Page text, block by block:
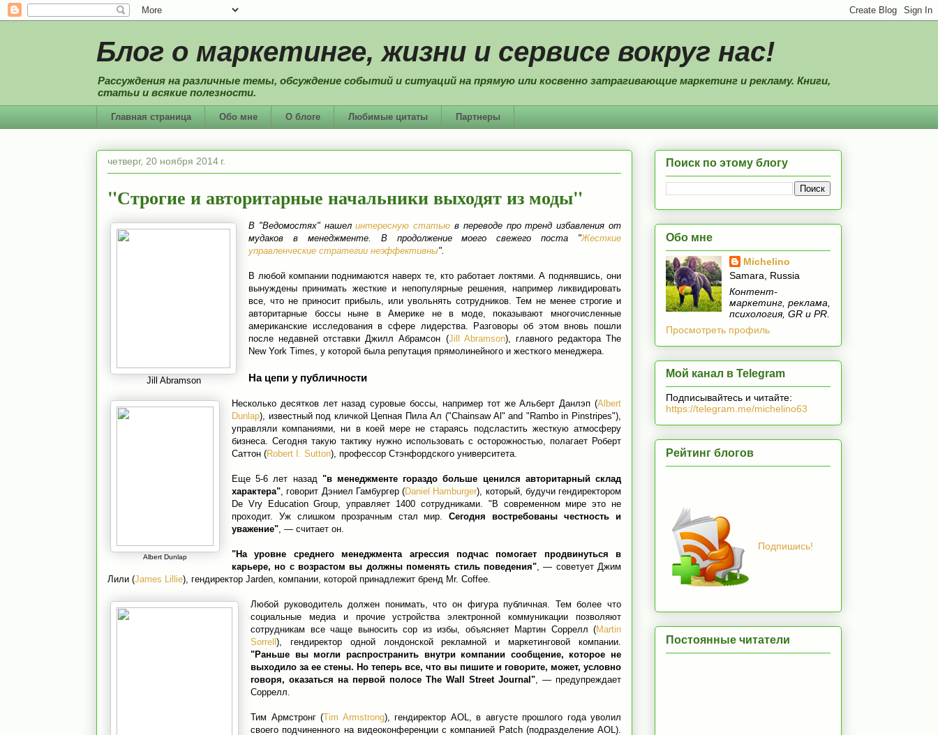
Блог о маркетинге, жизни и сервисе вокруг нас!
Рассуждения на различные темы, обсуждение событий и ситуаций на прямую или косвенно затрагивающие маркетинг и рекламу. Книги,
статьи и всякие полезности.
Главная страница Обо мне О блоге Любимые цитаты Партнеры
четверг, 20 ноября 2014 г.
"Строгие и авторитарные начальники выходят из моды"
Jill Abramson
В "Ведомостях" нашелинтересную статью в переводе про тренд избавления от
мудаков в менеджменте. В продолжение моего свежего поста "Жесткие
управленческие стратегии неэффективны".
В любой компании поднимаются наверх те, кто работает локтями. А поднявшись, они
вынуждены принимать жесткие и непопулярные решения, например ликвидировать
все, что не приносит прибыль, или увольнять сотрудников. Тем не менее строгие и
авторитарные боссы ныне в Америке не в моде, показывают многочисленные
американские исследования в сфере лидерства. Разговоры об этом вновь пошли
после недавней отставки Джилл Абрамсон (Jill Abramson), главного редактора The
New York Times, у которой была репутация прямолинейного и жесткого менеджера.
На цепи у публичности
Albert Dunlap
Несколько десятков лет назад суровые боссы, например тот же Альберт Данлэп (Albert
Dunlap), известный под кличкой Цепная Пила Ал ("Chainsaw Al" and "Rambo in Pinstripes"),
управляли компаниями, ни в коей мере не стараясь подсластить жесткую атмосферу
бизнеса. Сегодня такую тактику нужно использовать с осторожностью, полагает Роберт
Саттон (Robert I. Sutton), профессор Стэнфордского университета.
Еще 5-6 лет назад "в менеджменте гораздо больше ценился авторитарный склад
характера" , говорит Дэниел Гамбургер (Daniel Hamburger), который, будучи гендиректором
De Vry Education Group, управляет 1400 сотрудниками. "В современном мире это не
проходит. Уж слишком прозрачным стал мир.Сегодня востребованы честность и
уважение" , — считает он.
"На уровне среднего менеджмента агрессия подчас помогает продвинуться в
карьере, но с возрастом вы должны поменять стиль поведения", — советует Джим
Лили (James Lillie), гендиректор Jarden, компании, которой принадлежит бренд Mr. Coffee.
Любой руководитель должен понимать, что он фигура публичная. Тем более что
социальные медиа и прочие устройства электронной коммуникации позволяют
сотрудникам все чаще выносить сор из избы, объясняет Мартин Соррелл (Martin
Sorrell), гендиректор одной лондонской рекламной и маркетинговой компании.
"Раньше вы могли распространить внутри компании сообщение, которое не
выходило за ее стены. Но теперь все, что вы пишите и говорите, может, условно
говоря, оказаться на первой полосе The Wall Street Journal" , — предупреждает
Соррелл.
Тим Армстронг (Tim Armstrong), гендиректор AOL, в августе прошлого года уволил
своего подчиненного на видеоконференции с компанией Patch (подразделение AOL).
Поиск по этому блогу
Обо мне
Michelino
Samara, Russia
Контент-
маркетинг, реклама,
психология, GR и PR.
Просмотреть профиль
Мой канал в Telegram
Подписывайтесь и читайте:
https://telegram.me/michelino63
Рейтинг блогов
Подпишись!
Постоянные читатели